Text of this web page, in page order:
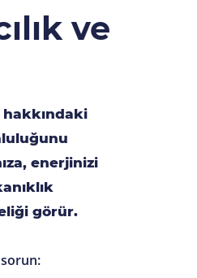
ve
hakkındaki
enerjinizi
görür.
sorun: